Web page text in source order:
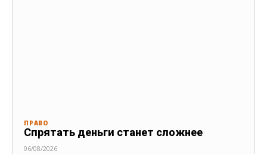
ПРАВО
Спрятать деньги станет сложнее
06/08/2026